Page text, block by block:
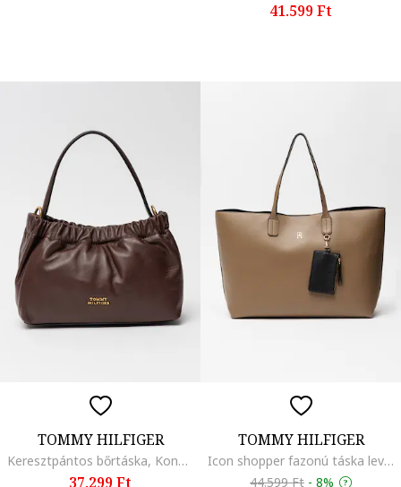
41.599 Ft
TOMMY HILFIGER
Keresztpántos bőrtáska, Konyakbarna
37.299 Ft
TOMMY HILFIGER
Icon shopper fazonú táska levehető kulcstartóval és kistáskával, Karamellbarna
44.599 Ft - 8%